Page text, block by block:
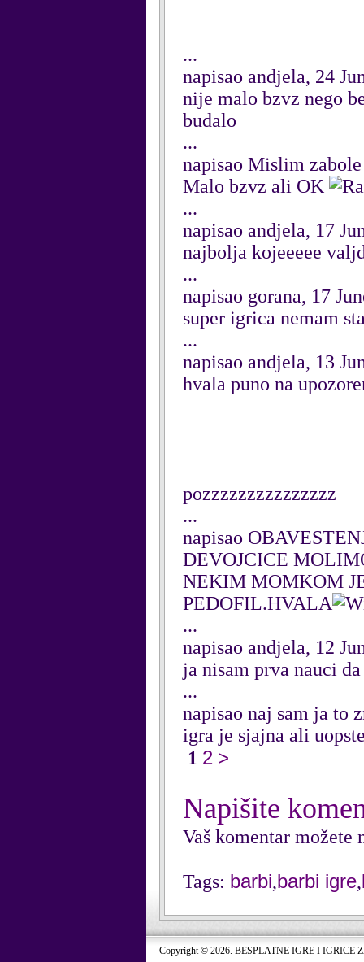
...
napisao andjela, 24
nije malo bzvz nego
budalo
...
napisao Mislim
Malo bzvz ali OK
...
napisao andjela, 17
najbolja kojeeeee
...
napisao gorana, 17
super igrica nemam
...
napisao andjela, 13
hvala puno na
pozzzzzzzzzzzzzzz
...
napisao
DEVOJCICE
NEKIM MOMKOM
PEDOFIL.HVALA
...
napisao andjela, 12
ja nisam prva nauci
...
napisao naj sam ja to
igra je sjajna ali
1 2 >
Napišite
Vaš komentar možete
Tags: barbi,barbi igre,
Copyright © 2026. BESPLATNE IGRE I IGRICE